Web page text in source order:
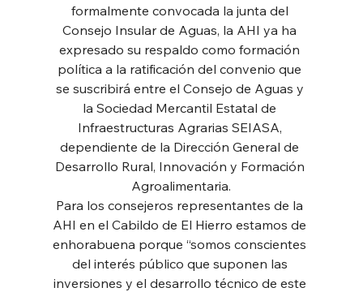
formalmente convocada la junta del
Consejo Insular de Aguas, la AHI ya ha
expresado su respaldo como formación
política a la ratificación del convenio que
se suscribirá entre el Consejo de Aguas y
la Sociedad Mercantil Estatal de
Infraestructuras Agrarias SEIASA,
dependiente de la Dirección General de
Desarrollo Rural, Innovación y Formación
Agroalimentaria.
Para los consejeros representantes de la
AHI en el Cabildo de El Hierro estamos de
enhorabuena porque “somos conscientes
del interés público que suponen las
inversiones y el desarrollo técnico de este